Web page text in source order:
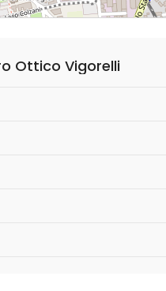
Ottico Vigorelli